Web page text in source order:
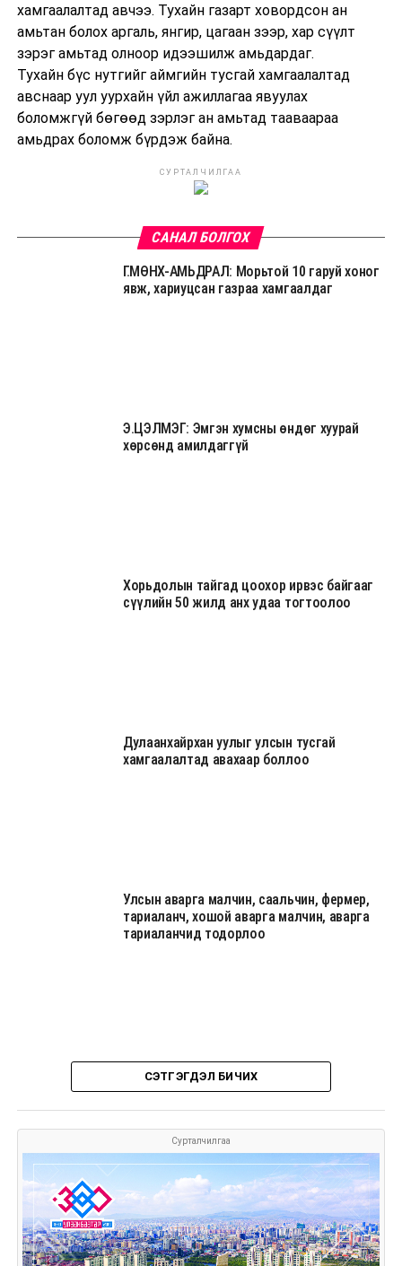
хамгаалалтад авчээ. Тухайн газарт ховордсон ан
амьтан болох аргаль, янгир, цагаан зээр, хар сүүлт
зэрэг амьтад олноор идээшилж амьдардаг.
Тухайн бүс нутгийг аймгийн тусгай хамгаалалтад
авснаар уул уурхайн үйл ажиллагаа явуулах
боломжгүй бөгөөд зэрлэг ан амьтад тааваараа
амьдрах боломж бүрдэж байна.
СУРТАЛЧИЛГАА
САНАЛ БОЛГОХ
Г.МӨНХ-АМЬДРАЛ: Морьтой 10 гаруй хоног
явж, хариуцсан газраа хамгаалдаг
Э.ЦЭЛМЭГ: Эмгэн хумсны өндөг хуурай
хөрсөнд амилдаггүй
Хорьдолын тайгад цоохор ирвэс байгааг
сүүлийн 50 жилд анх удаа тогтоолоо
Дулаанхайрхан уулыг улсын тусгай
хамгаалалтад авахаар боллоо
Улсын аварга малчин, саальчин, фермер,
тариаланч, хошой аварга малчин, аварга
тариаланчид тодорлоо
СЭТГЭГДЭЛ БИЧИХ
Сурталчилгаа